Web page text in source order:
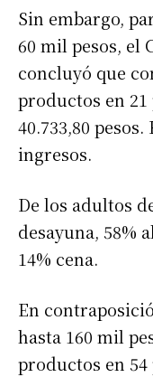
Sin embargo,
60 mil pesos, el
concluyó que
productos en
40.733,80
ingresos.
De los adultos
desayuna, 58%
14% cena.
En
hasta 160 mil
productos en